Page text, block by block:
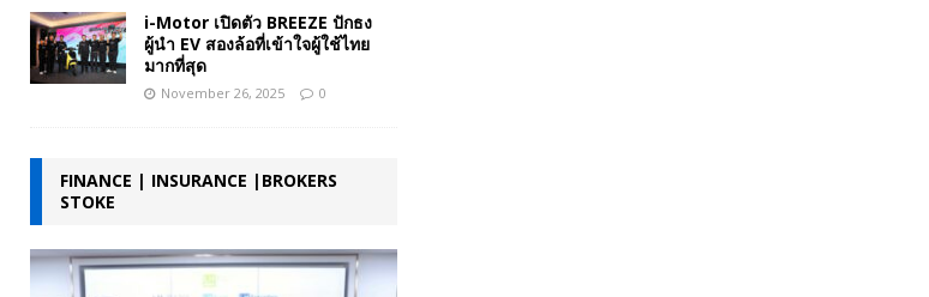
i-Motor เปิดตัว BREEZE ปักธง
ผู้นำ EV สองล้อที่เข้าใจผู้ใช้ไทย
มากที่สุด
November 26, 2025 0
FINANCE | INSURANCE |BROKERS
STOKE